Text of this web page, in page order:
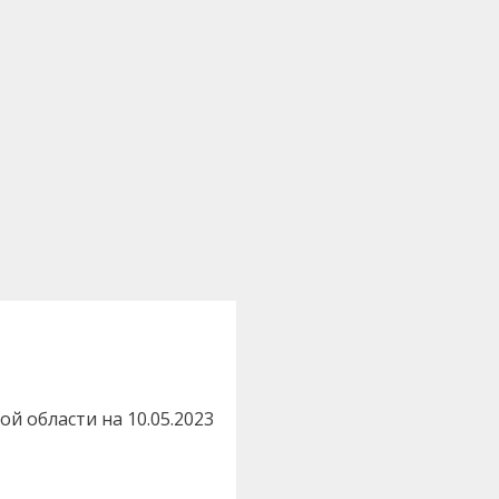
области на 10.05.2023